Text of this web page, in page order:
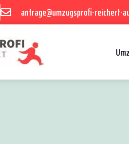
anfrage@umzugsprofi-reichert-